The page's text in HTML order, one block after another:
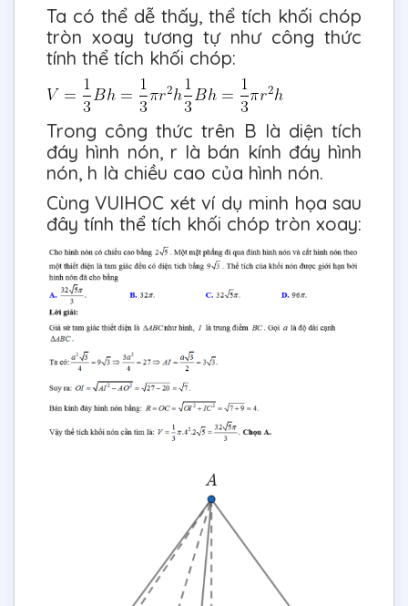
Ta có thể dễ thấy, thể tích khối chóp
tròn xoay tương tự như công thức
tính thể tích khối chóp:
Trong công thức trên B là diện tích
đáy hình nón, r là bán kính đáy hình
nón, h là chiều cao của hình nón.
Cùng VUIHOC xét ví dụ minh họa sau
đây tính thể tích khối chóp tròn xoay: